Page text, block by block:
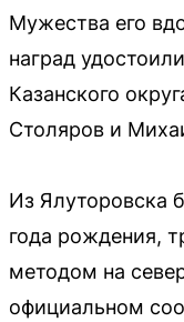
Мужества его
наград
Казанского
Столяров и
Из Ялуторовска
года рождения,
методом на
официальном